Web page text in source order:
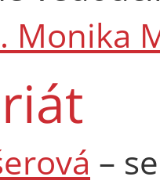
Monika
–